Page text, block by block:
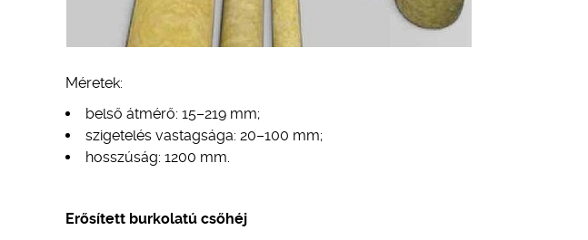
Méretek:
belső átmérő: 15–219 mm;
szigetelés vastagsága: 20–100 mm;
hosszúság: 1200 mm.
Erősített burkolatú csőhéj